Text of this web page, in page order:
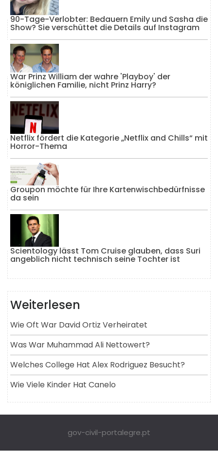
90-Tage-Verlobter: Bedauern Emily und Sasha die
Show? Sie verschüttet die Details auf Instagram
War Prinz William der wahre 'Playboy' der
königlichen Familie, nicht Prinz Harry?
Netflix fördert die Kategorie „Netflix and Chills“ mit
Horror-Thema
Groupon möchte für Ihre Kartenwischbedürfnisse
da sein
Scientology lässt Tom Cruise glauben, dass Suri
angeblich nicht technisch seine Tochter ist
Weiterlesen
Wie Oft War David Ortiz Verheiratet
Was War Muhammad Ali Nettowert?
Welches College Hat Alex Rodriguez Besucht?
Wie Viele Kinder Hat Canelo
gov-civil-portalegre.pt